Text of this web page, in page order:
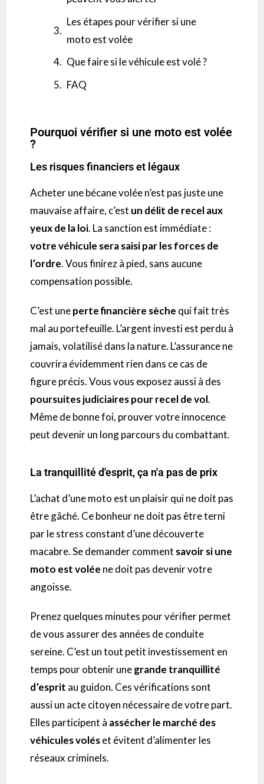
Les étapes pour vérifier si une
moto est volée
Que faire si le véhicule est volé ?
FAQ
Pourquoi vérifier si une moto est volée
?
Les risques financiers et légaux
Acheter une bécane volée n’est pas juste une
mauvaise affaire, c’est un délit de recel aux
yeux de la loi. La sanction est immédiate :
votre véhicule sera saisi par les forces de
l’ordre. Vous finirez à pied, sans aucune
compensation possible.
C’est uneperte financière sèche qui fait très
mal au portefeuille. L’argent investi est perdu à
jamais, volatilisé dans la nature. L’assurance ne
couvrira évidemment rien dans ce cas de
figure précis. Vous vous exposez aussi à des
poursuites judiciaires pour recel de vol.
Même de bonne foi, prouver votre innocence
peut devenir un long parcours du combattant.
La tranquillité d'esprit, ça n'a pas de prix
L’achat d’une moto est un plaisir qui ne doit pas
être gâché. Ce bonheur ne doit pas être terni
par le stress constant d’une découverte
macabre. Se demander comment savoir si une
moto est volée ne doit pas devenir votre
angoisse.
Prenez quelques minutes pour vérifier permet
de vous assurer des années de conduite
sereine. C’est un tout petit investissement en
temps pour obtenir unegrande tranquillité
d’esprit au guidon. Ces vérifications sont
aussi un acte citoyen nécessaire de votre part.
Elles participent à assécher le marché des
véhicules voléset évitent d’alimenter les
réseaux criminels.